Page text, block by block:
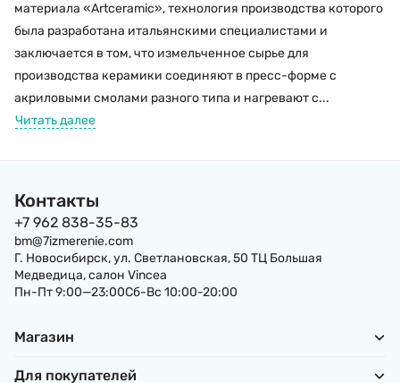
материала «Artceramic», технология производства которого
была разработана итальянскими специалистами и
заключается в том, что измельченное сырье для
производства керамики соединяют в пресс-форме с
акриловыми смолами разного типа и нагревают с...
Читать далее
Контакты
+7 962 838-35-83
bm@7izmerenie.com
Г. Новосибирск, ул. Светлановская, 50 ТЦ Большая
Медведица, салон Vincea
Пн-Пт 9:00—23:00Сб-Вс 10:00-20:00
Магазин
Для покупателей